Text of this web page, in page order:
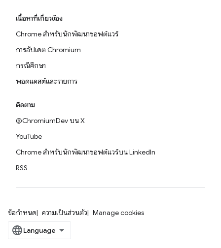
เนื้อหาที่เกี่ยวข้อง
Chrome สำหรับนักพัฒนาซอฟต์แวร์
การอัปเดต Chromium
กรณีศึกษา
พอดแคสต์และรายการ
ติดตาม
@ChromiumDev บน X
YouTube
Chrome สำหรับนักพัฒนาซอฟต์แวร์บน LinkedIn
RSS
ข้อกำหนด ความเป็นส่วนตัว Manage cookies